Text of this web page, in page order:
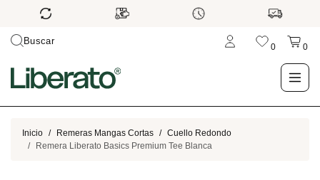
Buscar
0 0
LO NUEVO
Inicio Remeras Mangas Cortas
Cuello Redondo
Remera Liberato Basics Premium Tee Blanca